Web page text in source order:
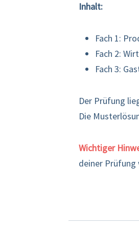
Inhalt:
Fach 1:
Fach 2:
Fach 3:
Der Prüfung
Die
Wichtiger
deiner